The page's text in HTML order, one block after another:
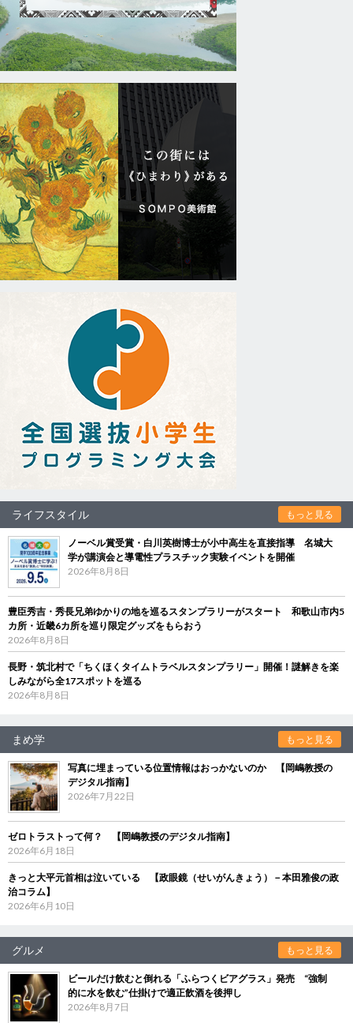
ライフスタイル もっと見る
ノーベル賞受賞・白川英樹博士が小中高生を直接指導 名城大
学が講演会と導電性プラスチック実験イベントを開催
2026年8月8日
豊臣秀吉・秀長兄弟ゆかりの地を巡るスタンプラリーがスタート 和歌山市内5
カ所・近畿6カ所を巡り限定グッズをもらおう
2026年8月8日
長野・筑北村で「ちくほくタイムトラベルスタンプラリー」開催！謎解きを楽
しみながら全17スポットを巡る
2026年8月8日
まめ学 もっと見る
写真に埋まっている位置情報はおっかないのか 【岡嶋教授の
デジタル指南】
2026年7月22日
ゼロトラストって何？ 【岡嶋教授のデジタル指南】
2026年6月18日
きっと大平元首相は泣いている 【政眼鏡（せいがんきょう）－本田雅俊の政
治コラム】
2026年6月10日
グルメ もっと見る
ビールだけ飲むと倒れる「ふらつくビアグラス」発売 “強制
的に水を飲む”仕掛けで適正飲酒を後押し
2026年8月7日